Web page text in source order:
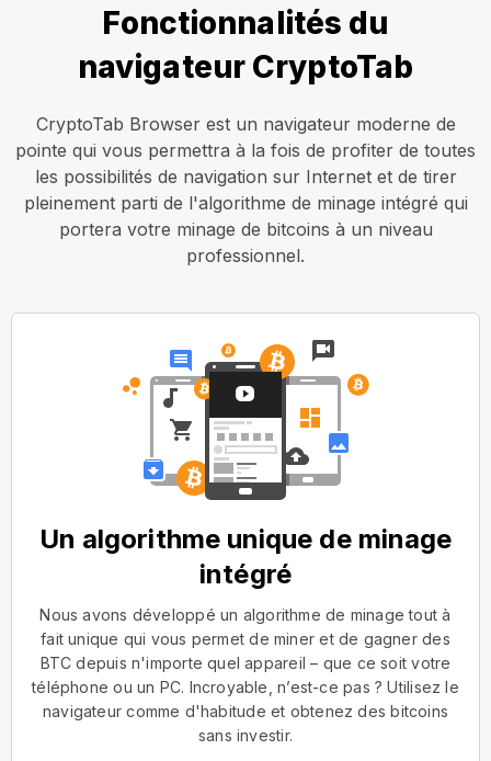
Fonctionnalités du
navigateur CryptoTab
CryptoTab Browser est un navigateur moderne de
pointe qui vous permettra à la fois de profiter de toutes
les possibilités de navigation sur Internet et de tirer
pleinement parti de l'algorithme de minage intégré qui
portera votre minage de bitcoins à un niveau
professionnel.
Un algorithme unique de minage
intégré
Nous avons développé un algorithme de minage tout à
fait unique qui vous permet de miner et de gagner des
BTC depuis n'importe quel appareil – que ce soit votre
téléphone ou un PC. Incroyable, n’est-ce pas ? Utilisez le
navigateur comme d'habitude et obtenez des bitcoins
sans investir.